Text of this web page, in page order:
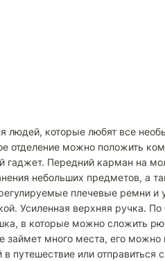
людей, которые любят все
отделение можно положить
гаджет. Передний карман на
небольших предметов, а
плечевые ремни и
Усиленная верхняя ручка. По
в которые можно сложить
займет много места, его можно
в путешествие или отправиться